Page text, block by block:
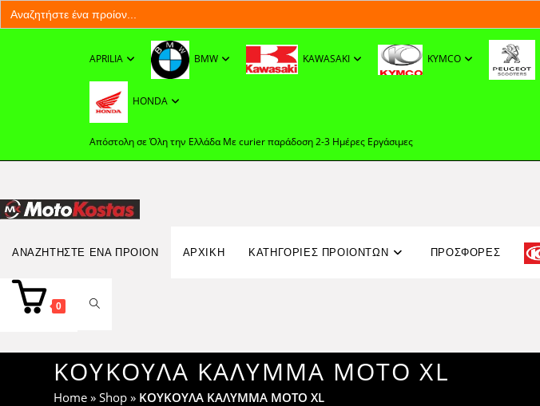
Search
for:
APRILIA BMW KAWASAKI KYMCO
HONDA
Απόστολη σε Όλη την Ελλάδα Με curier παράδοση 2-3 Ημέρες Εργάσιμες
ΑΝΑΖΗΤΉΣΤΕ ΈΝΑ ΠΡΟΊΟΝ
Search
for: ΑΡΧΙΚΉ ΚΑΤΗΓΟΡΙΕΣ ΠΡΟΙΟΝΤΩΝ ΠΡΟΣΦΟΡΈΣ
0 TOGGLE
WEBSITE
ΚΟΥΚΟΥΛΑ ΚΑΛΥΜΜΑ MOTO XL
Home »Shop » ΚΟΥΚΟΥΛΑ ΚΑΛΥΜΜΑ MOTO XL